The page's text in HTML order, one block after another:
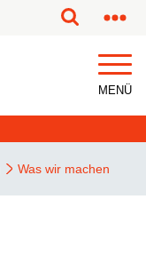
MENÜ
Was wir machen